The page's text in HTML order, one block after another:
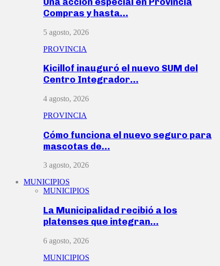
Compras y hasta…
5 agosto, 2026
PROVINCIA
Kicillof inauguró el nuevo SUM del
Centro Integrador…
4 agosto, 2026
PROVINCIA
Cómo funciona el nuevo seguro para
mascotas de…
3 agosto, 2026
MUNICIPIOS
MUNICIPIOS
La Municipalidad recibió a los
platenses que integran…
6 agosto, 2026
MUNICIPIOS